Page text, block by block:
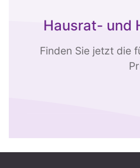
Hausrat- und
Finden Sie jetzt die